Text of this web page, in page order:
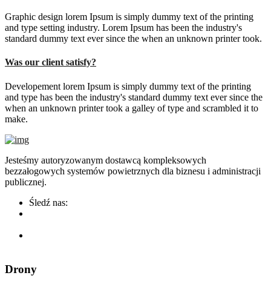
Graphic design lorem Ipsum is simply dummy text of the printing
and type setting industry. Lorem Ipsum has been the industry's
standard dummy text ever since the when an unknown printer took.
Was our client satisfy?
Developement lorem Ipsum is simply dummy text of the printing
and type has been the industry's standard dummy text ever since the
when an unknown printer took a galley of type and scrambled it to
make.
Jesteśmy autoryzowanym dostawcą kompleksowych
bezzałogowych systemów powietrznych dla biznesu i administracji
publicznej.
Śledź nas:
Drony